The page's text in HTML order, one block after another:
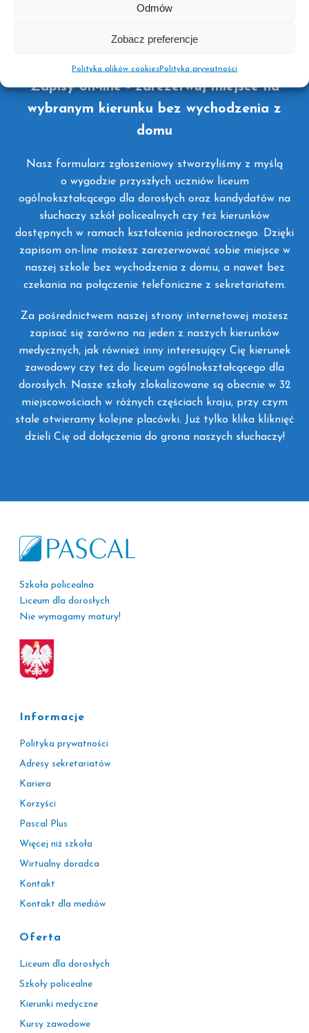
Odmów
Zobacz preferencje
Polityka plików cookiesPolityka prywatności
aby podjąć naukę w jednej ze szkół policealnych Pascal
Zapisy on-line - zarezerwuj miejsce na
wybranym kierunku bez wychodzenia z
domu
Nasz formularz zgłoszeniowy stworzyliśmy z myślą
o wygodzie przyszłych uczniów liceum
ogólnokształcącego dla dorosłych oraz kandydatów na
słuchaczy szkół policealnych czy też kierunków
dostępnych w ramach kształcenia jednorocznego. Dzięki
zapisom on-line możesz zarezerwować sobie miejsce w
naszej szkole bez wychodzenia z domu, a nawet bez
czekania na połączenie telefoniczne z sekretariatem.
Za pośrednictwem naszej strony internetowej możesz
zapisać się zarówno na jeden z naszych kierunków
medycznych, jak również inny interesujący Cię kierunek
zawodowy czy też do liceum ogólnokształcącego dla
dorosłych. Nasze szkoły zlokalizowane są obecnie w 32
miejscowościach w różnych częściach kraju, przy czym
stale otwieramy kolejne placówki. Już tylko klika kliknięć
dzieli Cię od dołączenia do grona naszych słuchaczy!
Szkoła policealna
Liceum dla dorosłych
Nie wymagamy matury!
Informacje
Polityka prywatności
Adresy sekretariatów
Kariera
Korzyści
Pascal Plus
Więcej niż szkoła
Wirtualny doradca
Kontakt
Kontakt dla mediów
Oferta
Liceum dla dorosłych
Szkoły policealne
Kierunki medyczne
Kursy zawodowe